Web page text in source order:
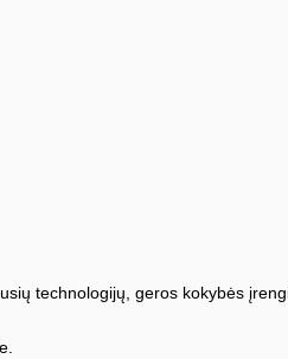
technologijų, geros kokybės